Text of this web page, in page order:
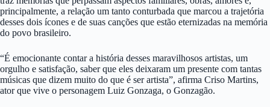
principalmente, a relação um tanto conturbada que marcou a trajetória
desses dois ícones e de suas canções que estão eternizadas na memória
do povo brasileiro.
“É emocionante contar a história desses maravilhosos artistas, um
orgulho e satisfação, saber que eles deixaram um presente com tantas
músicas que dizem muito do que é ser artista”, afirma Criso Martins,
ator que vive o personagem Luiz Gonzaga, o Gonzagão.